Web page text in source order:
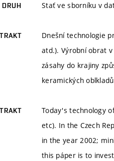
DRUH Stať ve sborníku v
Dnešní technologie
atd.). Výrobní obrat
zásahy do krajiny
keramických
Today's technology
etc). In the Czech
in the year 2002;
this páper is to